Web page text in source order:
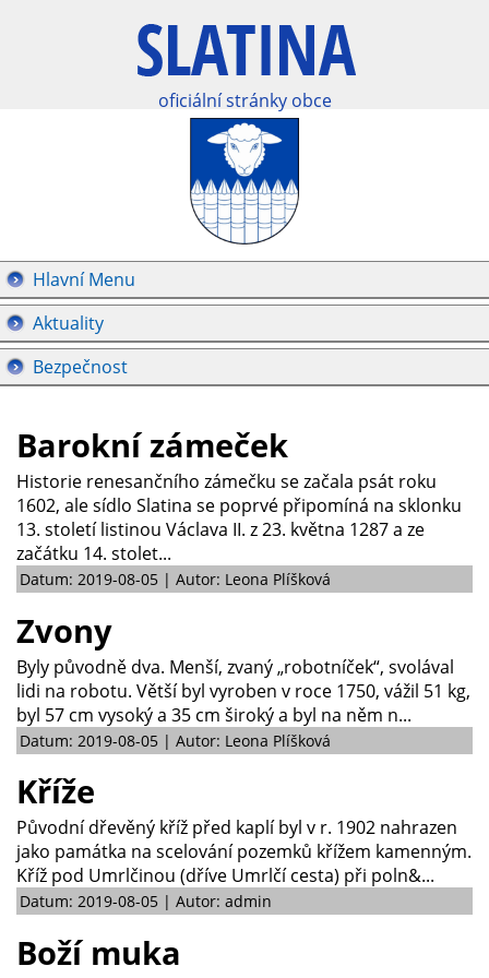
oficiální stránky obce
Hlavní Menu
Aktuality
Bezpečnost
Barokní zámeček
Historie renesančního zámečku se začala psát roku
1602, ale sídlo Slatina se poprvé připomíná na sklonku
13. století listinou Václava II. z 23. května 1287 a ze
začátku 14. stolet...
Datum: 2019-08-05 | Autor: Leona Plíšková
Zvony
Byly původně dva. Menší, zvaný „robotníček“, svolával
lidi na robotu. Větší byl vyroben v roce 1750, vážil 51 kg,
byl 57 cm vysoký a 35 cm široký a byl na něm n...
Datum: 2019-08-05 | Autor: Leona Plíšková
Kříže
Původní dřevěný kříž před kaplí byl v r. 1902 nahrazen
jako památka na scelování pozemků křížem kamenným.
Kříž pod Umrlčinou (dříve Umrlčí cesta) při poln&...
Datum: 2019-08-05 | Autor: admin
Boží muka